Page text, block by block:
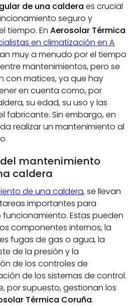
de una caldera es crucial
seguro y
tiempo. En Aerosolar Térmica
en climatización en A
muy a menudo por el tiempo
mantenimientos, pero se
con matices, ya que hay
en cuenta como, por
su edad, su uso y las
fabricante. Sin embargo, en
realizar un mantenimiento al
mantenimiento
caldera
de una caldera, se llevan
importantes para
Estas pueden
componentes internos, la
fugas de gas o agua, la
de la presión y la
de los controles de
de los sistemas de control.
por supuesto, gestionan los
Térmica Coruña.